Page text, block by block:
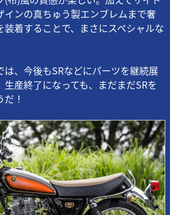
インの真ちゅう製エンブレムまで奢
装着することで、まさにスペシャルな
は、今後もSRなどにパーツを継続展
産終了になっても、まだまだSRを
！